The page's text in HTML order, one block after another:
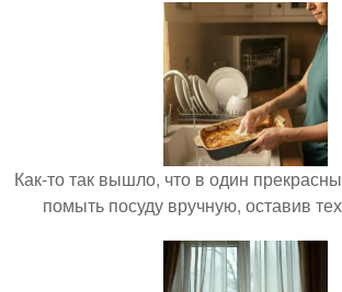
Как-то так вышло, что в один
помыть посуду вручную, оставив